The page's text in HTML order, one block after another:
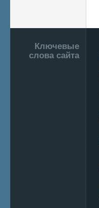
Подвал
Ключевые
слова сайта